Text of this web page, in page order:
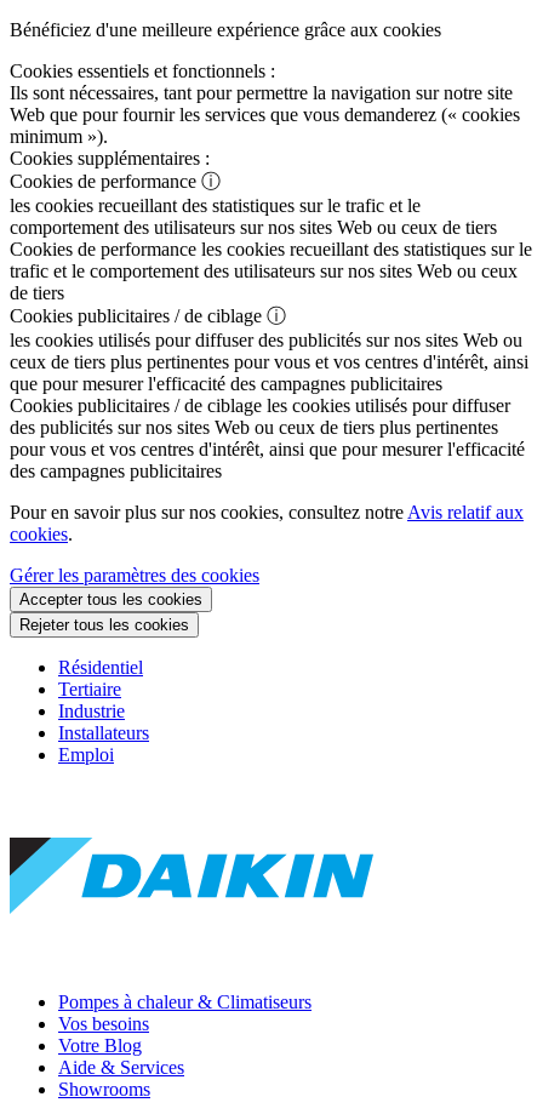
Bénéficiez d'une meilleure expérience grâce aux cookies
Cookies essentiels et fonctionnels :
Ils sont nécessaires, tant pour permettre la navigation sur notre site
Web que pour fournir les services que vous demanderez (« cookies
minimum »).
Cookies supplémentaires :
Cookies de performance ⓘ
les cookies recueillant des statistiques sur le trafic et le
comportement des utilisateurs sur nos sites Web ou ceux de tiers
Cookies de performance les cookies recueillant des statistiques sur le
trafic et le comportement des utilisateurs sur nos sites Web ou ceux
de tiers
Cookies publicitaires / de ciblage ⓘ
les cookies utilisés pour diffuser des publicités sur nos sites Web ou
ceux de tiers plus pertinentes pour vous et vos centres d'intérêt, ainsi
que pour mesurer l'efficacité des campagnes publicitaires
Cookies publicitaires / de ciblage les cookies utilisés pour diffuser
des publicités sur nos sites Web ou ceux de tiers plus pertinentes
pour vous et vos centres d'intérêt, ainsi que pour mesurer l'efficacité
des campagnes publicitaires
Pour en savoir plus sur nos cookies, consultez notre Avis relatif aux
cookies.
Gérer les paramètres des cookies
Accepter tous les cookies
Rejeter tous les cookies
Résidentiel
Tertiaire
Industrie
Installateurs
Emploi
Pompes à chaleur & Climatiseurs
Vos besoins
Votre Blog
Aide & Services
Showrooms